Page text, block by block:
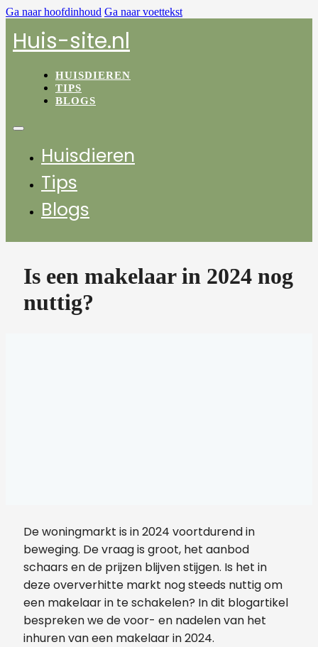
Ga naar hoofdinhoud Ga naar voettekst
Huis-site.nl
HUISDIEREN
TIPS
BLOGS
Huisdieren
Tips
Blogs
Is een makelaar in 2024 nog
nuttig?
De woningmarkt is in 2024 voortdurend in
beweging. De vraag is groot, het aanbod
schaars en de prijzen blijven stijgen. Is het in
deze oververhitte markt nog steeds nuttig om
een makelaar in te schakelen? In dit blogartikel
bespreken we de voor- en nadelen van het
inhuren van een makelaar in 2024.